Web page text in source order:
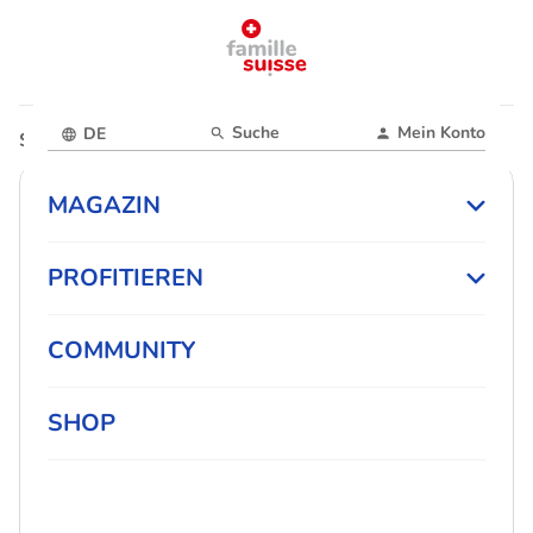
DE Suche Mein Konto
MAGAZIN
PROFITIEREN
COMMUNITY
SHOP
Startseite Magazin